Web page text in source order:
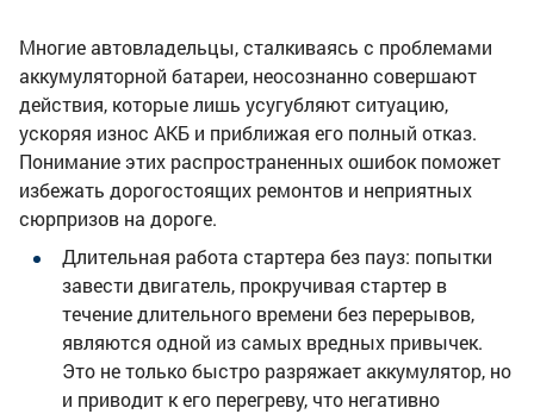
Многие автовладельцы, сталкиваясь с проблемами
аккумуляторной батареи, неосознанно совершают
действия, которые лишь усугубляют ситуацию,
ускоряя износ АКБ и приближая его полный отказ.
Понимание этих распространенных ошибок поможет
избежать дорогостоящих ремонтов и неприятных
сюрпризов на дороге.
Длительная работа стартера без пауз: попытки
завести двигатель, прокручивая стартер в
течение длительного времени без перерывов,
являются одной из самых вредных привычек.
Это не только быстро разряжает аккумулятор, но
и приводит к его перегреву, что негативно